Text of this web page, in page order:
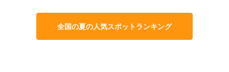
全国の夏の人気スポットランキング